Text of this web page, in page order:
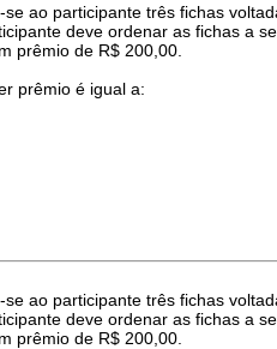
ao participante três fichas
deve ordenar as fichas a
prêmio de R$ 200,00.
prêmio é igual a:
ao participante três fichas
deve ordenar as fichas a
prêmio de R$ 200,00.